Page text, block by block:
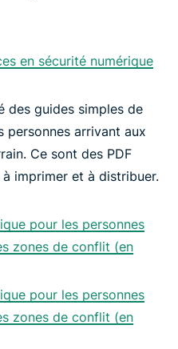
en sécurité numérique
des guides simples de
personnes arrivant aux
Ce sont des PDF
imprimer et à distribuer.
pour les personnes
zones de conflit (en
pour les personnes
zones de conflit (en